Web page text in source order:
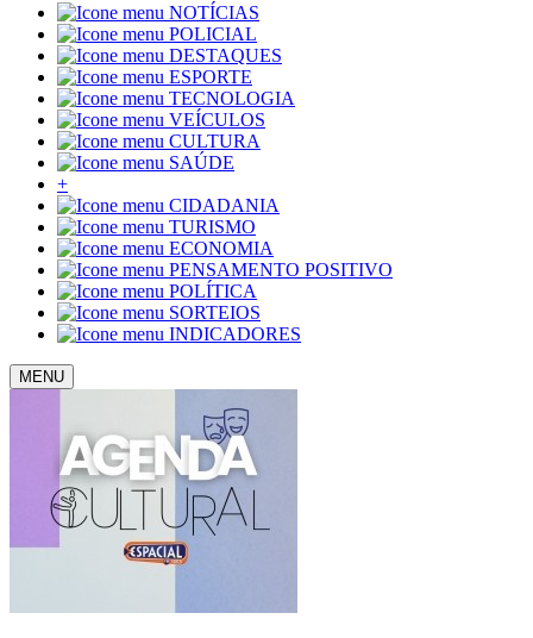
NOTÍCIAS
POLICIAL
DESTAQUES
ESPORTE
TECNOLOGIA
VEÍCULOS
CULTURA
SAÚDE
+
CIDADANIA
TURISMO
ECONOMIA
PENSAMENTO POSITIVO
POLÍTICA
SORTEIOS
INDICADORES
MENU